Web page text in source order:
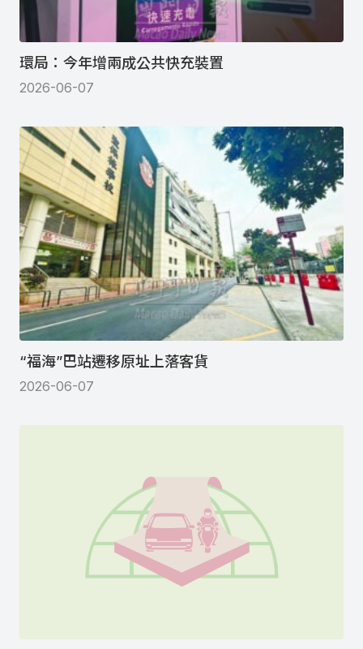
環局：今年增兩成公共快充裝置
2026-06-07
“福海”巴站遷移原址上落客貨
2026-06-07